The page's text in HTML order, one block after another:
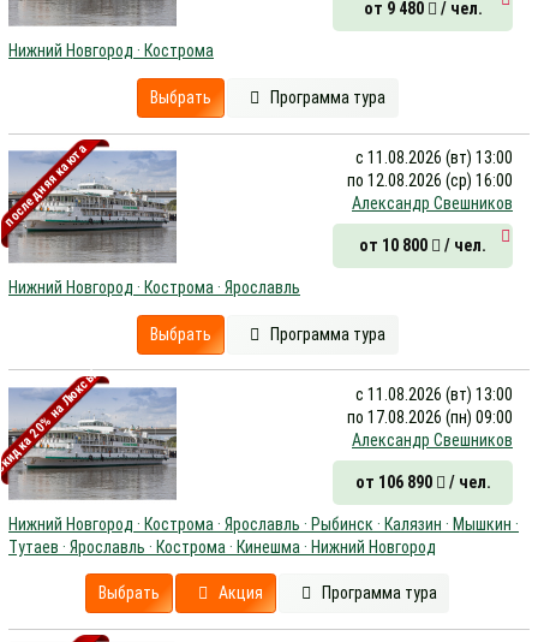
от 9 480 / чел.
Нижний Новгород · Кострома
Выбрать Программа тура
последняя каюта
с 11.08.2026 (вт) 13:00
по 12.08.2026 (ср) 16:00
Александр Свешников
от 10 800 / чел.
Нижний Новгород · Кострома · Ярославль
Выбрать Программа тура
20% на Люксы!
с 11.08.2026 (вт) 13:00
по 17.08.2026 (пн) 09:00
Александр Свешников
от 106 890 / чел.
Нижний Новгород · Кострома · Ярославль · Рыбинск · Калязин · Мышкин ·
Тутаев · Ярославль · Кострома · Кинешма · Нижний Новгород
Выбрать Акция Программа тура